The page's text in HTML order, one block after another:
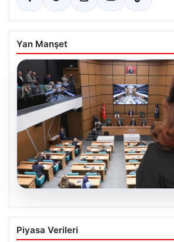
Yan Manşet
05.08.2026
Üsküdar Belediyesi’nde
Sibel Tan Çetinkaya oldu
Piyasa Verileri